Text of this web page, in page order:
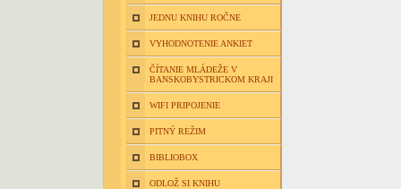
JEDNU KNIHU ROČNE
VYHODNOTENIE ANKIET
ČÍTANIE MLÁDEŽE V
BANSKOBYSTRICKOM KRAJI
WIFI PRIPOJENIE
PITNÝ REŽIM
BIBLIOBOX
ODLOŽ SI KNIHU